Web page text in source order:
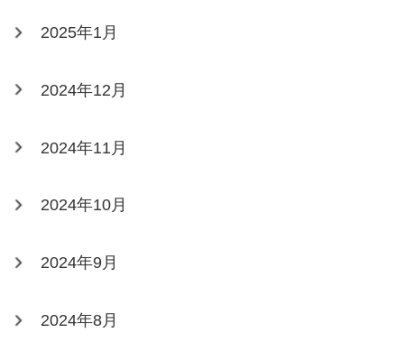
2025年1月
2024年12月
2024年11月
2024年10月
2024年9月
2024年8月